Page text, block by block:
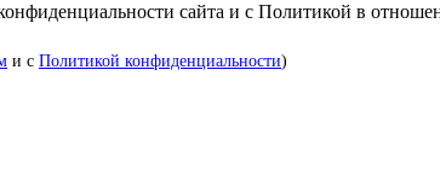
сайта и с Политикой в
и с Политикой конфиденциальности)